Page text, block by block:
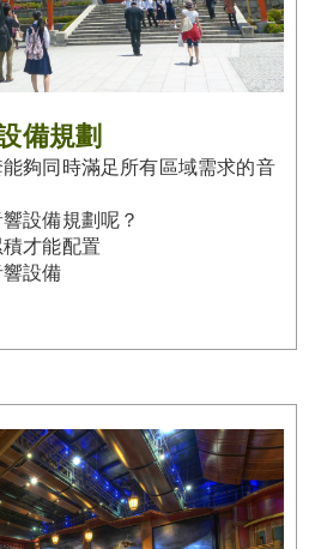
備規劃
夠同時滿足所有區域需求的音
設備規劃呢？
才能配置
設備